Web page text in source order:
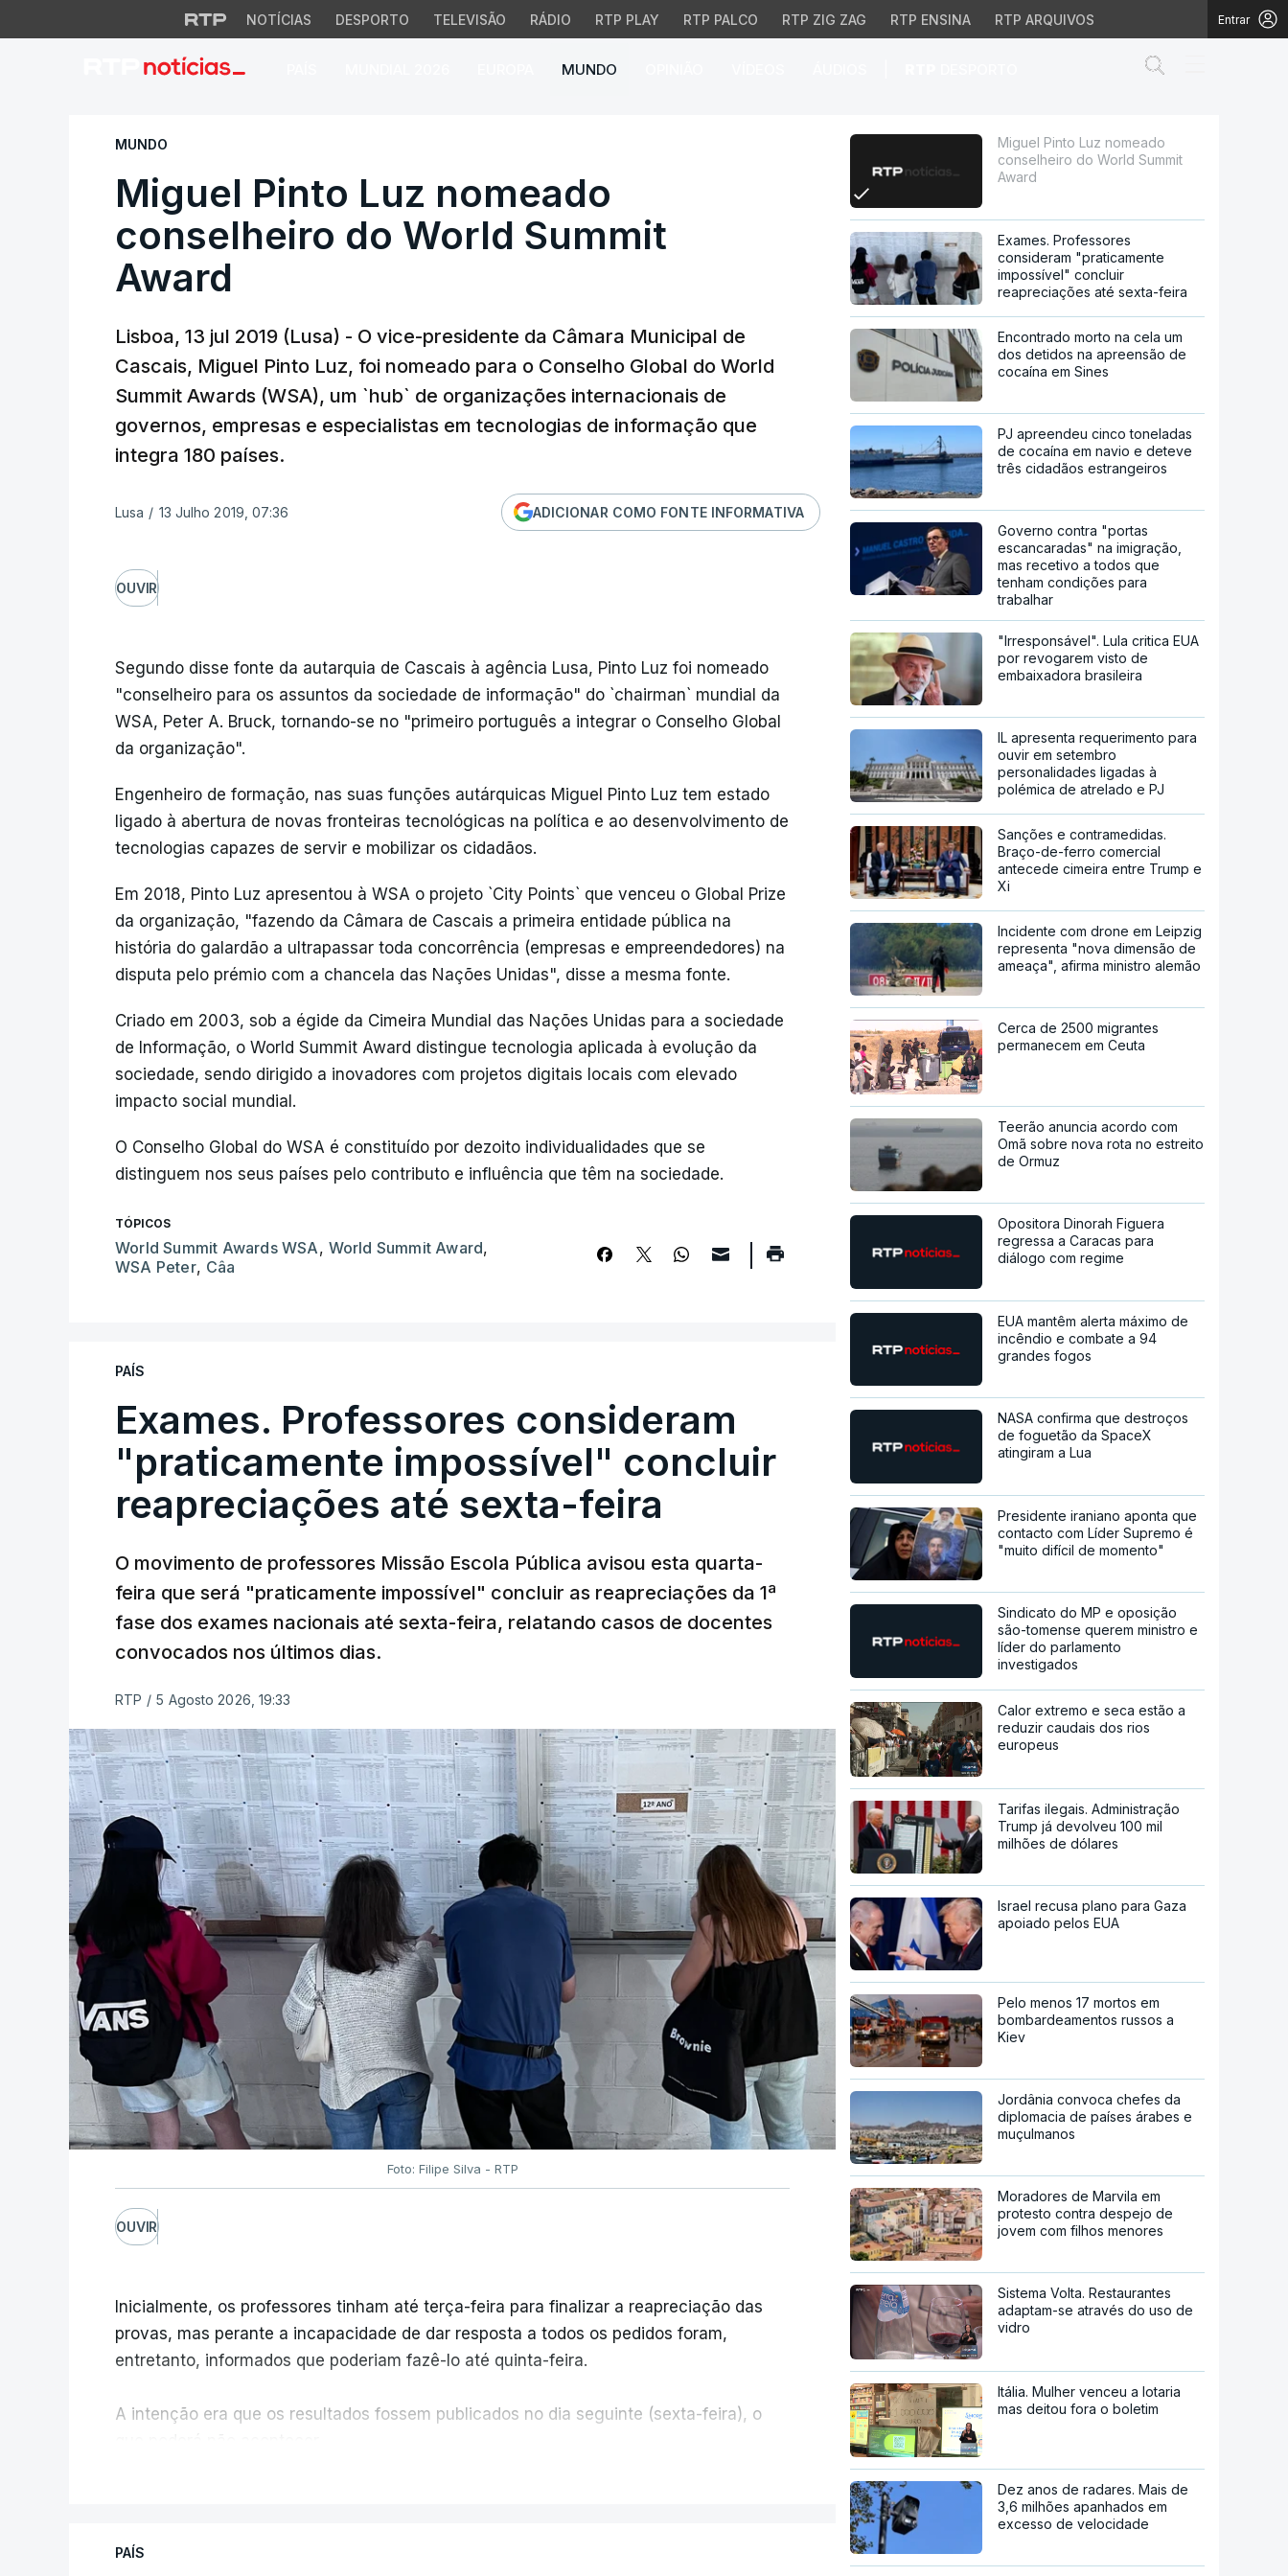
NOTÍCIAS DESPORTO TELEVISÃO RÁDIO RTP PLAY RTP PALCO RTP ZIG ZAG RTP ENSINA RTP ARQUIVOS Entrar
MUNDO
Miguel Pinto Luz nomeado conselheiro do World Summit Award
MUNDO
Miguel Pinto Luz nomeado
conselheiro do World Summit
Award
Lisboa, 13 jul 2019 (Lusa) - O vice-presidente da Câmara Municipal de
Cascais, Miguel Pinto Luz, foi nomeado para o Conselho Global do World
Summit Awards (WSA), um `hub` de organizações internacionais de
governos, empresas e especialistas em tecnologias de informação que
integra 180 países.
Lusa / 13 Julho 2019, 07:36 ADICIONAR COMO FONTE INFORMATIVA
OUVIR
Segundo disse fonte da autarquia de Cascais à agência Lusa, Pinto Luz foi nomeado
"conselheiro para os assuntos da sociedade de informação" do `chairman` mundial da
WSA, Peter A. Bruck, tornando-se no "primeiro português a integrar o Conselho Global
da organização".
Engenheiro de formação, nas suas funções autárquicas Miguel Pinto Luz tem estado
ligado à abertura de novas fronteiras tecnológicas na política e ao desenvolvimento de
tecnologias capazes de servir e mobilizar os cidadãos.
Em 2018, Pinto Luz apresentou à WSA o projeto `City Points` que venceu o Global Prize
da organização, "fazendo da Câmara de Cascais a primeira entidade pública na
história do galardão a ultrapassar toda concorrência (empresas e empreendedores) na
disputa pelo prémio com a chancela das Nações Unidas", disse a mesma fonte.
Criado em 2003, sob a égide da Cimeira Mundial das Nações Unidas para a sociedade
de Informação, o World Summit Award distingue tecnologia aplicada à evolução da
sociedade, sendo dirigido a inovadores com projetos digitais locais com elevado
impacto social mundial.
O Conselho Global do WSA é constituído por dezoito individualidades que se
distinguem nos seus países pelo contributo e influência que têm na sociedade.
TÓPICOS
World Summit Awards WSA, World Summit Award,
WSA Peter, Câa
PAÍS
Exames. Professores consideram
"praticamente impossível" concluir
reapreciações até sexta-feira
O movimento de professores Missão Escola Pública avisou esta quarta-
feira que será "praticamente impossível" concluir as reapreciações da 1ª
fase dos exames nacionais até sexta-feira, relatando casos de docentes
convocados nos últimos dias.
RTP / 5 Agosto 2026, 19:33
Foto: Filipe Silva - RTP
OUVIR
Inicialmente, os professores tinham até terça-feira para finalizar a reapreciação das
provas, mas perante a incapacidade de dar resposta a todos os pedidos foram,
entretanto, informados que poderiam fazê-lo até quinta-feira.
A intenção era que os resultados fossem publicados no dia seguinte (sexta-feira), o
que o processo esteja concluído a tempo.
PAÍS
Miguel Pinto Luz nomeado
conselheiro do World Summit
Award
Exames. Professores
consideram "praticamente
impossível" concluir
reapreciações até sexta-feira
Encontrado morto na cela um
dos detidos na apreensão de
cocaína em Sines
PJ apreendeu cinco toneladas
de cocaína em navio e deteve
três cidadãos estrangeiros
Governo contra "portas
escancaradas" na imigração,
mas recetivo a todos que
tenham condições para
trabalhar
"Irresponsável". Lula critica EUA
por revogarem visto de
embaixadora brasileira
IL apresenta requerimento para
ouvir em setembro
personalidades ligadas à
polémica de atrelado e PJ
Sanções e contramedidas.
Braço-de-ferro comercial
antecede cimeira entre Trump e
Xi
Incidente com drone em Leipzig
representa "nova dimensão de
ameaça", afirma ministro alemão
Cerca de 2500 migrantes
permanecem em Ceuta
Teerão anuncia acordo com
Omã sobre nova rota no estreito
de Ormuz
Opositora Dinorah Figuera
regressa a Caracas para
diálogo com regime
EUA mantêm alerta máximo de
incêndio e combate a 94
grandes fogos
NASA confirma que destroços
de foguetão da SpaceX
atingiram a Lua
Presidente iraniano aponta que
contacto com Líder Supremo é
"muito difícil de momento"
Sindicato do MP e oposição
são-tomense querem ministro e
líder do parlamento
investigados
Calor extremo e seca estão a
reduzir caudais dos rios
europeus
Tarifas ilegais. Administração
Trump já devolveu 100 mil
milhões de dólares
Israel recusa plano para Gaza
apoiado pelos EUA
Pelo menos 17 mortos em
bombardeamentos russos a
Kiev
Jordânia convoca chefes da
diplomacia de países árabes e
muçulmanos
Moradores de Marvila em
protesto contra despejo de
jovem com filhos menores
Sistema Volta. Restaurantes
adaptam-se através do uso de
vidro
Itália. Mulher venceu a lotaria
mas deitou fora o boletim
Dez anos de radares. Mais de
3,6 milhões apanhados em
excesso de velocidade